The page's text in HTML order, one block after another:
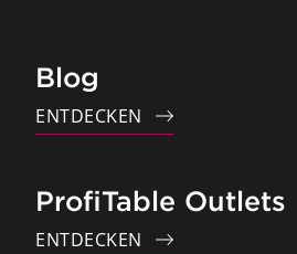
Blog
ENTDECKEN
ProfiTable Outlets
ENTDECKEN